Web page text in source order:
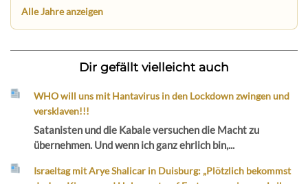
Alle Jahre anzeigen
Dir gefällt vielleicht auch
WHO will uns mit Hantavirus in den Lockdown zwingen und
versklaven!!!
Satanisten und die Kabale versuchen die Macht zu
übernehmen. Und wenn ich ganz ehrlich bin,...
Israeltag mit Arye Shalicar in Duisburg: „Plötzlich bekommst